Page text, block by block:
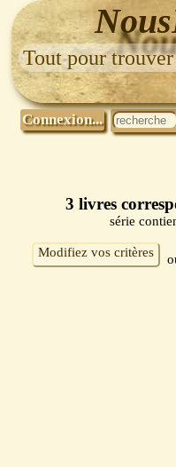
Tout pour
Connexion...
3 livres
série
Modifiez vos critères